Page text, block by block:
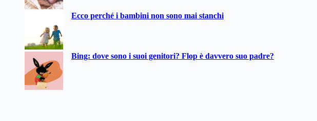
Ecco perché i bambini non sono mai stanchi
Bing: dove sono i suoi genitori? Flop è davvero suo padre?